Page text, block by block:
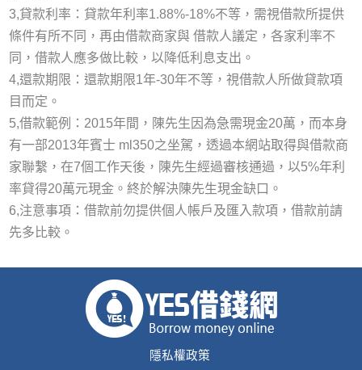
3,貸款利率：貸款年利率1.88%-18%不等，需視借款所提供
條件有所不同，再由借款商家與 借款人議定，各家利率不
同，借款人應多做比較，以降低利息支出。
4,還款期限：還款期限1年-30年不等，視借款人所做貸款項
目而定。
5,借款範例：2015年間，陳先生因為急需現金20萬，而本身
有一部2013年賓士 ml350之坐駕，透過本網站取得與借款商
家聯繫，在7個工作天後，陳先生經過審核通過，以5%年利
率貸得20萬元現金。終於解決陳先生現金缺口。
6,注意事項：借款前勿提供個人帳戶及匯入款項，借款前請
先多比較。
隱私權政策